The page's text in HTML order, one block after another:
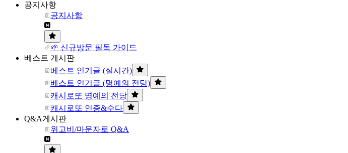
공지사항
공지사항
🌱 신규방문 필독 가이드
베스트 게시판
베스트 인기글 (실시간)
베스트 인기글 (명예의 전당)
캐시로또 명예의 전당
캐시로또 인증&수다
Q&A게시판
위고비/마운자로 Q&A